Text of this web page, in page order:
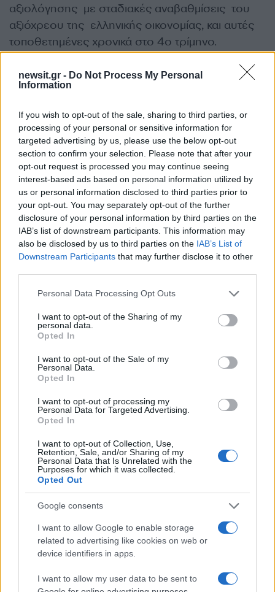
newsit.gr - Do Not Process My Personal
Information
If you wish to opt-out of the sale, sharing to third parties, or
processing of your personal or sensitive information for
targeted advertising by us, please use the below opt-out
section to confirm your selection. Please note that after your
opt-out request is processed you may continue seeing
interest-based ads based on personal information utilized by
us or personal information disclosed to third parties prior to
your opt-out. You may separately opt-out of the further
disclosure of your personal information by third parties on the
IAB’s list of downstream participants. This information may
also be disclosed by us to third parties on the IAB’s List of
Downstream Participants that may further disclose it to other
Please note that this website/app uses one or more Google
not limited to your visit or usage behaviour. You may click to
grant or deny consent to Google and its third-party tags to
use your data for below specified purposes in below Google
consent section.
Personal Data Processing Opt Outs
I want to opt-out of the Sharing of my
personal data.
Opted In
I want to opt-out of the Sale of my
Personal Data.
Opted In
I want to opt-out of processing my
Personal Data for Targeted Advertising.
Opted In
I want to opt-out of Collection, Use,
Retention, Sale, and/or Sharing of my
Personal Data that Is Unrelated with the
Purposes for which it was collected.
Opted Out
Google consents
I want to allow Google to enable storage
related to advertising like cookies on web or
device identifiers in apps.
I want to allow my user data to be sent to
αξιολόγησης με σταδιακές αναβαθμίσεις του
αξιόχρεου της ελληνικής οικονομίας, και αυτές
τοποθετημένες χρονικά στο 4ο τρίμηνο.
Φυσικά η ακολουθία των αξιολογήσεων δεν
ξεκινά στο τέλος του επόμενου έτους, αλλά
νωρίτερα, καθώς η χώρα αναμένει αρχικά δύο
νέες αξιολογήσεις από την DBRS, στις 8
Μαρτίου και στις 6 Σεπτεμβρίου ενώ η S&P
ανακοίνωσε πως η πρώτη αξιολόγηση της
Ελλάδας για το 2024 θα είναι στις 19 Απριλίου
και η δεύτερη στις 18 Οκτωβρίου.
ΔΙΑΦΗΜΙΣΗ
Αν τα χάσατε
Φωτιά στο Κορωπί –
Μήνυμα του 112 για
ετοιμότητα
Νέο βίντεο με τον
Μοτζτάμπα Χαμενεΐ